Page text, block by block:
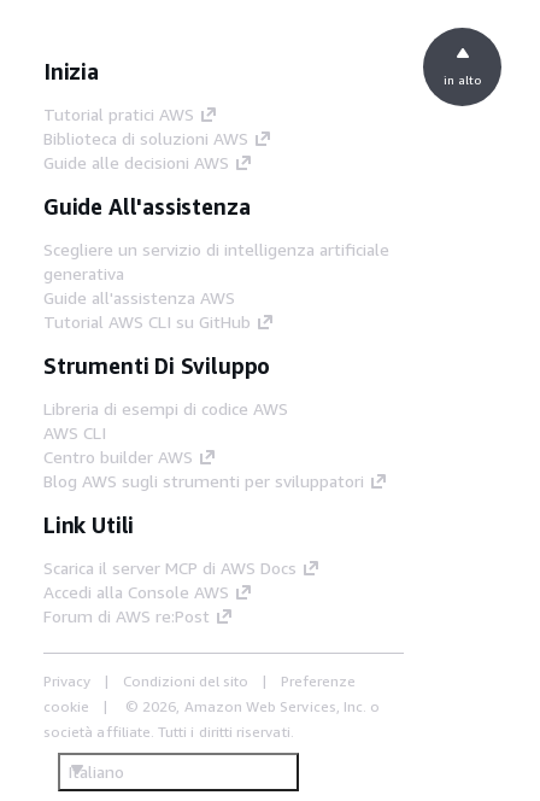
Inizia
Tutorial pratici AWS
Biblioteca di soluzioni AWS
Guide alle decisioni AWS
Guide All'assistenza
Scegliere un servizio di intelligenza artificiale
generativa
Guide all'assistenza AWS
Tutorial AWS CLI su GitHub
Strumenti Di Sviluppo
Libreria di esempi di codice AWS
AWS CLI
Centro builder AWS
Blog AWS sugli strumenti per sviluppatori
Link Utili
Scarica il server MCP di AWS Docs
Accedi alla Console AWS
Forum di AWS re:Post
Privacy Condizioni del sito
Preferenze
cookie
© 2026, Amazon Web Services, Inc. o
società affiliate. Tutti i diritti riservati.
Italiano
in alto